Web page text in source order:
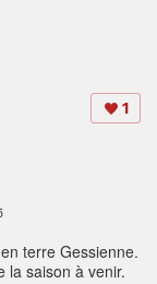
1
terre Gessienne.
la saison à venir.